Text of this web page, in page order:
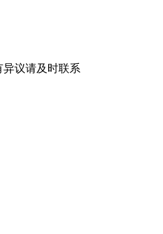
议请及时联系